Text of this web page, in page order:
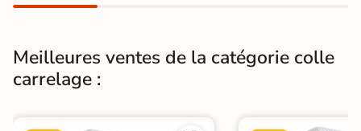
Meilleures ventes de la catégorie colle
carrelage :